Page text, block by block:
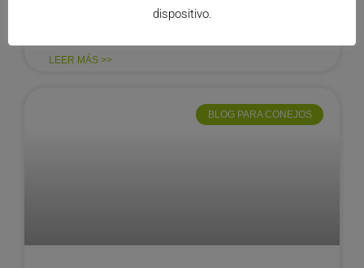
de los conejos y su lenguaje, y cómo lo prometido
LEER MÁS >>
BLOG PARA CONEJOS
dispositivo.